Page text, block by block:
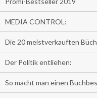
MEDIA CONTROL:
Die 20 meistverkauften
Der Politik entliehen:
So macht man einen